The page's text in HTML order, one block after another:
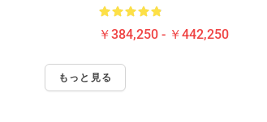
￥384,250 - ￥442,250
もっと見る